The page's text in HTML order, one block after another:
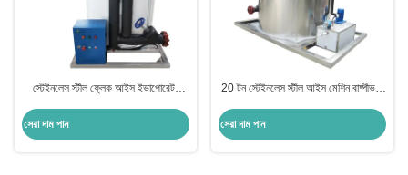
স্টেইনলেস স্টীল ফ্লেক আইস ইভাপোরেটর
সেরা দাম পান
20 টন স্টেইনলেস স্টীল আইস মেশিন বাষ্পীভবন
সেরা দাম পান